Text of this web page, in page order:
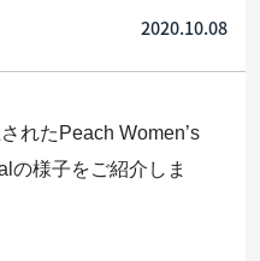
2020.10.08
れたPeach Women’s
の様子をご紹介しま